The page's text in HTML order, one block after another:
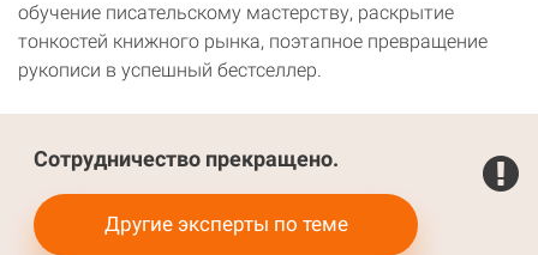
обучение писательскому мастерству, раскрытие
тонкостей книжного рынка, поэтапное превращение
рукописи в успешный бестселлер.
Сотрудничество прекращено.
Другие эксперты по теме